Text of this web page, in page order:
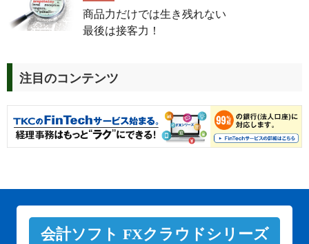
商品力だけでは生き残れない
最後は接客力！
注目のコンテンツ
会計ソフト FXクラウドシリーズ